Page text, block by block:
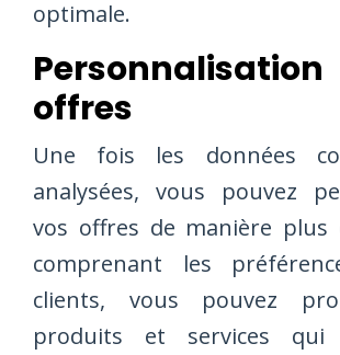
optimale.
offres
Une fois les données
analysées, vous pouvez
vos offres de manière plus
comprenant les
clients, vous pouvez
produits et services qui